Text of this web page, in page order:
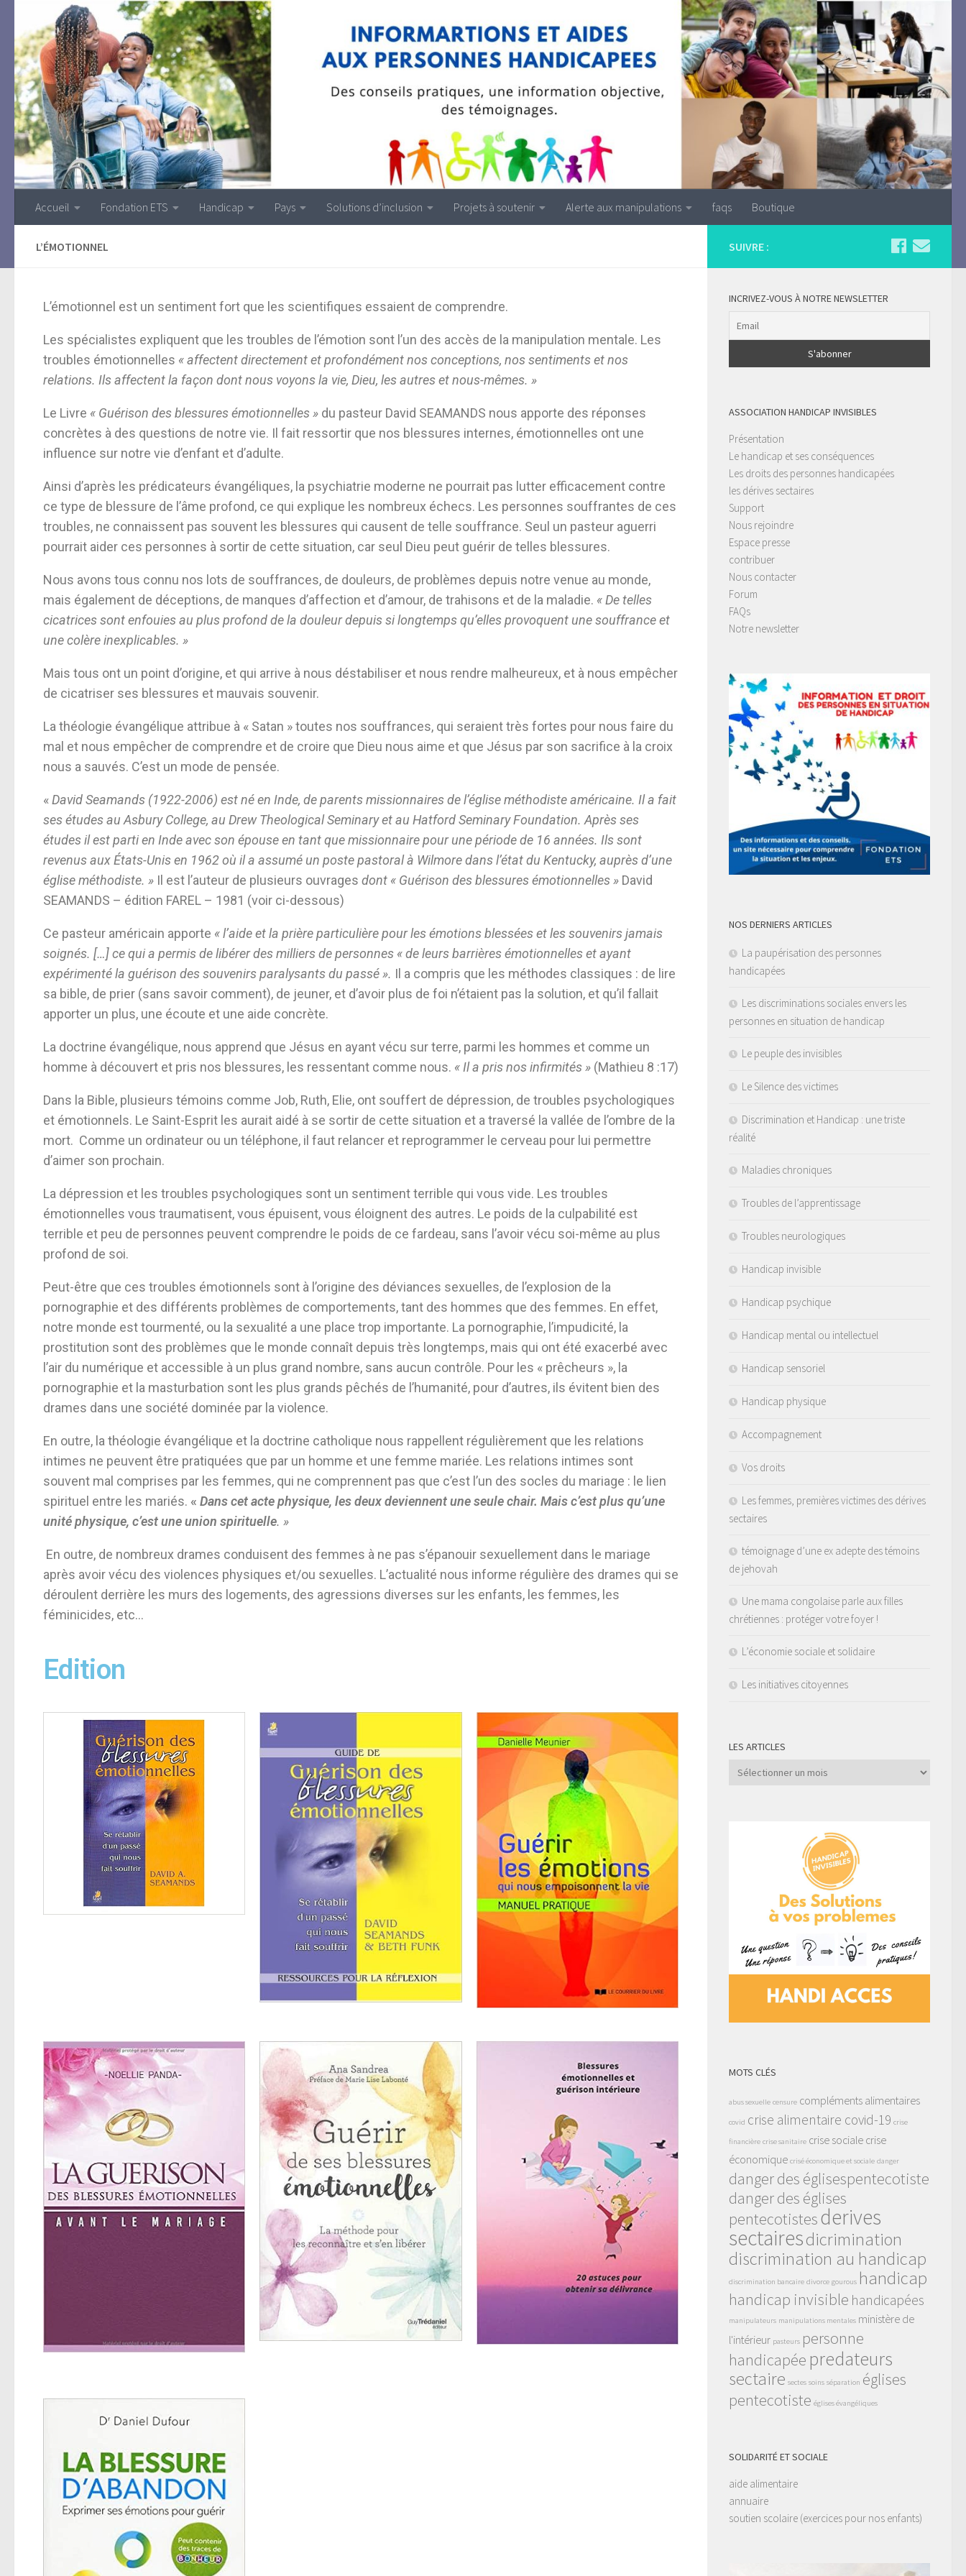
Accueil Fondation ETS Handicap Pays Solutions d’inclusion Projets à soutenir Alerte aux manipulations faqs Boutique
L’ÉMOTIONNEL
L’émotionnel est un sentiment fort que les scientifiques essaient de comprendre.
Les spécialistes expliquent que les troubles de l’émotion sont l’un des accès de la manipulation mentale. Les
troubles émotionnelles « affectent directement et profondément nos conceptions, nos sentiments et nos
relations. Ils affectent la façon dont nous voyons la vie, Dieu, les autres et nous-mêmes. »
Le Livre « Guérison des blessures émotionnelles » du pasteur David SEAMANDS nous apporte des réponses
concrètes à des questions de notre vie. Il fait ressortir que nos blessures internes, émotionnelles ont une
influence sur notre vie d’enfant et d’adulte.
Ainsi d’après les prédicateurs évangéliques, la psychiatrie moderne ne pourrait pas lutter efficacement contre
ce type de blessure de l’âme profond, ce qui explique les nombreux échecs. Les personnes souffrantes de ces
troubles, ne connaissent pas souvent les blessures qui causent de telle souffrance. Seul un pasteur aguerri
pourrait aider ces personnes à sortir de cette situation, car seul Dieu peut guérir de telles blessures.
Nous avons tous connu nos lots de souffrances, de douleurs, de problèmes depuis notre venue au monde,
mais également de déceptions, de manques d’affection et d’amour, de trahisons et de la maladie. « De telles
cicatrices sont enfouies au plus profond de la douleur depuis si longtemps qu’elles provoquent une souffrance et
une colère inexplicables. »
Mais tous ont un point d’origine, et qui arrive à nous déstabiliser et nous rendre malheureux, et à nous empêcher
de cicatriser ses blessures et mauvais souvenir.
La théologie évangélique attribue à « Satan » toutes nos souffrances, qui seraient très fortes pour nous faire du
mal et nous empêcher de comprendre et de croire que Dieu nous aime et que Jésus par son sacrifice à la croix
nous a sauvés. C’est un mode de pensée.
«David Seamands (1922-2006) est né en Inde, de parents missionnaires de l’église méthodiste américaine. Il a fait
ses études au Asbury College, au Drew Theological Seminary et au Hatford Seminary Foundation. Après ses
études il est parti en Inde avec son épouse en tant que missionnaire pour une période de 16 années. Ils sont
revenus aux États-Unis en 1962 où il a assumé un poste pastoral à Wilmore dans l’état du Kentucky, auprès d’une
église méthodiste. » Il est l’auteur de plusieurs ouvrages dont « Guérison des blessures émotionnelles » David
SEAMANDS – édition FAREL – 1981 (voir ci-dessous)
Ce pasteur américain apporte « l’aide et la prière particulière pour les émotions blessées et les souvenirs jamais
soignés. […] ce qui a permis de libérer des milliers de personnes « de leurs barrières émotionnelles et ayant
expérimenté la guérison des souvenirs paralysants du passé ». Il a compris que les méthodes classiques : de lire
sa bible, de prier (sans savoir comment), de jeuner, et d’avoir plus de foi n’étaient pas la solution, et qu’il fallait
apporter un plus, une écoute et une aide concrète.
La doctrine évangélique, nous apprend que Jésus en ayant vécu sur terre, parmi les hommes et comme un
homme à découvert et pris nos blessures, les ressentant comme nous. « Il a pris nos infirmités » (Mathieu 8 :17)
Dans la Bible, plusieurs témoins comme Job, Ruth, Elie, ont souffert de dépression, de troubles psychologiques
et émotionnels. Le Saint-Esprit les aurait aidé à se sortir de cette situation et a traversé la vallée de l’ombre de la
mort. Comme un ordinateur ou un téléphone, il faut relancer et reprogrammer le cerveau pour lui permettre
d’aimer son prochain.
La dépression et les troubles psychologiques sont un sentiment terrible qui vous vide. Les troubles
émotionnelles vous traumatisent, vous épuisent, vous éloignent des autres. Le poids de la culpabilité est
terrible et peu de personnes peuvent comprendre le poids de ce fardeau, sans l’avoir vécu soi-même au plus
profond de soi.
Peut-être que ces troubles émotionnels sont à l’origine des déviances sexuelles, de l’explosion de la
pornographie et des différents problèmes de comportements, tant des hommes que des femmes. En effet,
notre monde est tourmenté, ou la sexualité a une place trop importante. La pornographie, l’impudicité, la
prostitution sont des problèmes que le monde connaît depuis très longtemps, mais qui ont été exacerbé avec
l’air du numérique et accessible à un plus grand nombre, sans aucun contrôle. Pour les « prêcheurs », la
pornographie et la masturbation sont les plus grands pêchés de l’humanité, pour d’autres, ils évitent bien des
drames dans une société dominée par la violence.
En outre, la théologie évangélique et la doctrine catholique nous rappellent régulièrement que les relations
intimes ne peuvent être pratiquées que par un homme et une femme mariée. Les relations intimes sont
souvent mal comprises par les femmes, qui ne comprennent pas que c’est l’un des socles du mariage : le lien
spirituel entre les mariés. « Dans cet acte physique, les deux deviennent une seule chair. Mais c’est plus qu’une
unité physique, c’est une union spirituelle. »
En outre, de nombreux drames conduisent des femmes à ne pas s’épanouir sexuellement dans le mariage
après avoir vécu des violences physiques et/ou sexuelles. L’actualité nous informe régulière des drames qui se
déroulent derrière les murs des logements, des agressions diverses sur les enfants, les femmes, les
féminicides, etc…
Edition
SUIVRE :
INCRIVEZ-VOUS À NOTRE NEWSLETTER
ASSOCIATION HANDICAP INVISIBLES
Présentation
Le handicap et ses conséquences
Les droits des personnes handicapées
les dérives sectaires
Support
Nous rejoindre
Espace presse
contribuer
Nous contacter
Forum
FAQs
Notre newsletter
NOS DERNIERS ARTICLES
La paupérisation des personnes
handicapées
Les discriminations sociales envers les
personnes en situation de handicap
Le peuple des invisibles
Le Silence des victimes
Discrimination et Handicap : une triste
réalité
Maladies chroniques
Troubles de l’apprentissage
Troubles neurologiques
Handicap invisible
Handicap psychique
Handicap mental ou intellectuel
Handicap sensoriel
Handicap physique
Accompagnement
Vos droits
Les femmes, premières victimes des dérives
sectaires
témoignage d’une ex adepte des témoins
de jehovah
Une mama congolaise parle aux filles
chrétiennes : protéger votre foyer !
L’économie sociale et solidaire
Les initiatives citoyennes
LES ARTICLES
MOTS CLÉS
abus sexuelle censure compléments alimentaires
covid crise alimentaire covid-19 crise
financière crise sanitaire crise sociale crise
économique crisé économique et sociale danger
danger des églisespentecotiste
danger des églises
pentecotistesderives
sectairesdicrimination
discrimination au handicap
discrimination bancaire divorce gourous handicap
handicap invisible handicapées
manipulateurs manipulations mentales ministère de
l'intérieur pasteurs personne
handicapée predateurs
sectaire sectes soins séparation églises
pentecotiste églises évangéliques
SOLIDARITÉ ET SOCIALE
aide alimentaire
annuaire
soutien scolaire (exercices pour nos enfants)